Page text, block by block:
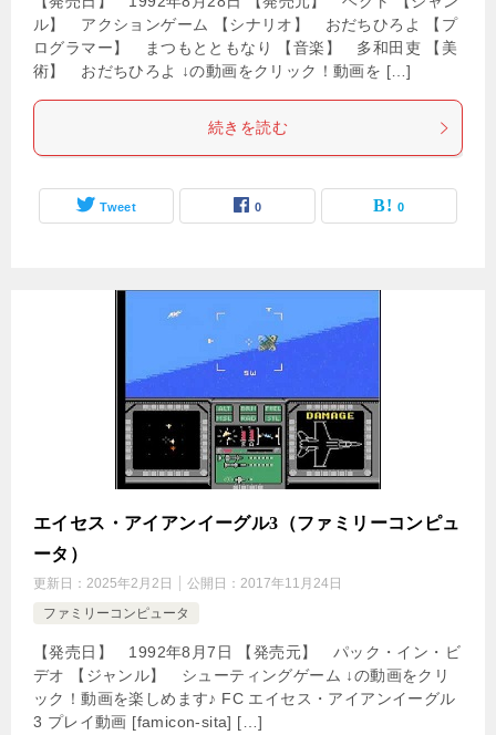
ル】 アクションゲーム 【シナリオ】 おだちひろよ 【プ
ログラマー】 まつもとともなり 【音楽】 多和田吏 【美
術】 おだちひろよ ↓の動画をクリック！動画を […]
続きを読む
Tweet 0 0
エイセス・アイアンイーグル3（ファミリーコンピュ
ータ）
更新日： 2025年2月2日 公開日： 2017年11月24日
ファミリーコンピュータ
【発売日】 1992年8月7日 【発売元】 パック・イン・ビ
デオ 【ジャンル】 シューティングゲーム ↓の動画をクリ
ック！動画を楽しめます♪ FC エイセス・アイアンイーグル
3 プレイ動画 [famicon-sita] […]